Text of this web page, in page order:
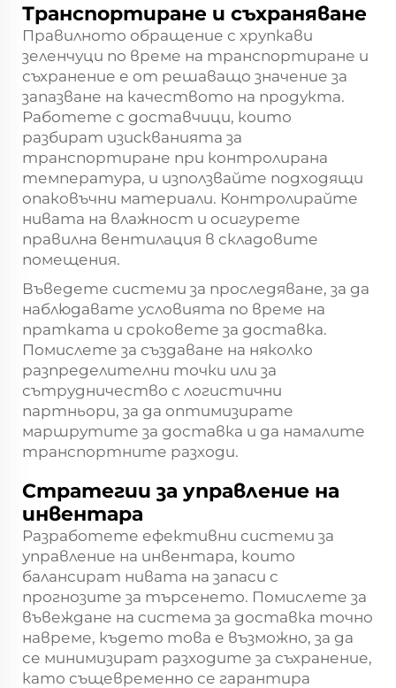
Транспортиране и съхраняване
Правилното обращение с хрупкави
зеленчуци по време на транспортиране и
съхранение е от решаващо значение за
запазване на качеството на продукта.
Работете с доставчици, които
разбират изискванията за
транспортиране при контролирана
температура, и използвайте подходящи
опаковъчни материали. Контролирайте
нивата на влажност и осигурете
правилна вентилация в складовите
помещения.
Въведете системи за проследяване, за да
наблюдавате условията по време на
пратката и сроковете за доставка.
Помислете за създаване на няколко
разпределителни точки или за
сътрудничество с логистични
партньори, за да оптимизирате
маршрутите за доставка и да намалите
транспортните разходи.
Стратегии за управление на
инвентара
Разработете ефективни системи за
управление на инвентара, които
балансират нивата на запаси с
прогнозите за търсенето. Помислете за
въвеждане на система за доставка точно
навреме, където това е възможно, за да
се минимизират разходите за съхранение,
като същевременно се гарантира